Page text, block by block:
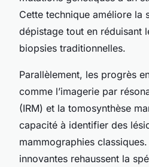
Cette technique améliore la
dépistage tout en réduisant
biopsies traditionnelles.
Parallèlement, les progrès
comme l’imagerie par
(IRM) et la tomosynthèse
capacité à identifier des
mammographies
innovantes rehaussent la